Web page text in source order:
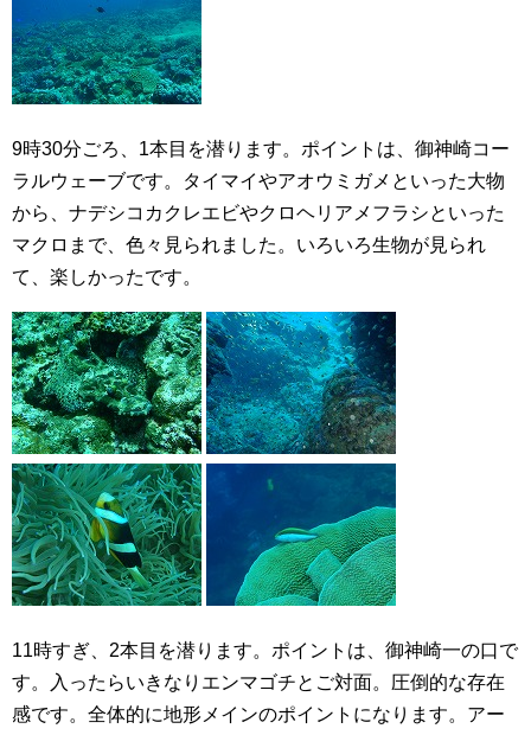
9時30分ごろ、1本目を潜ります。ポイントは、御神崎コー
ラルウェーブです。タイマイやアオウミガメといった大物
から、ナデシコカクレエビやクロヘリアメフラシといった
マクロまで、色々見られました。いろいろ生物が見られ
て、楽しかったです。
11時すぎ、2本目を潜ります。ポイントは、御神崎一の口で
す。入ったらいきなりエンマゴチとご対面。圧倒的な存在
感です。全体的に地形メインのポイントになります。アー